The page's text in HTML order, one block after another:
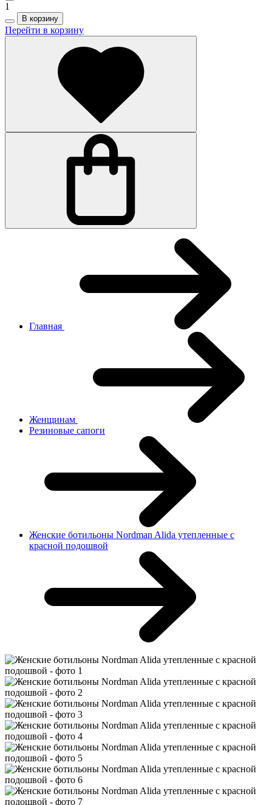
1
В корзину
Перейти в корзину
Главная
Женщинам
Резиновые сапоги
Женские ботильоны Nordman Alida утепленные с
красной подошвой